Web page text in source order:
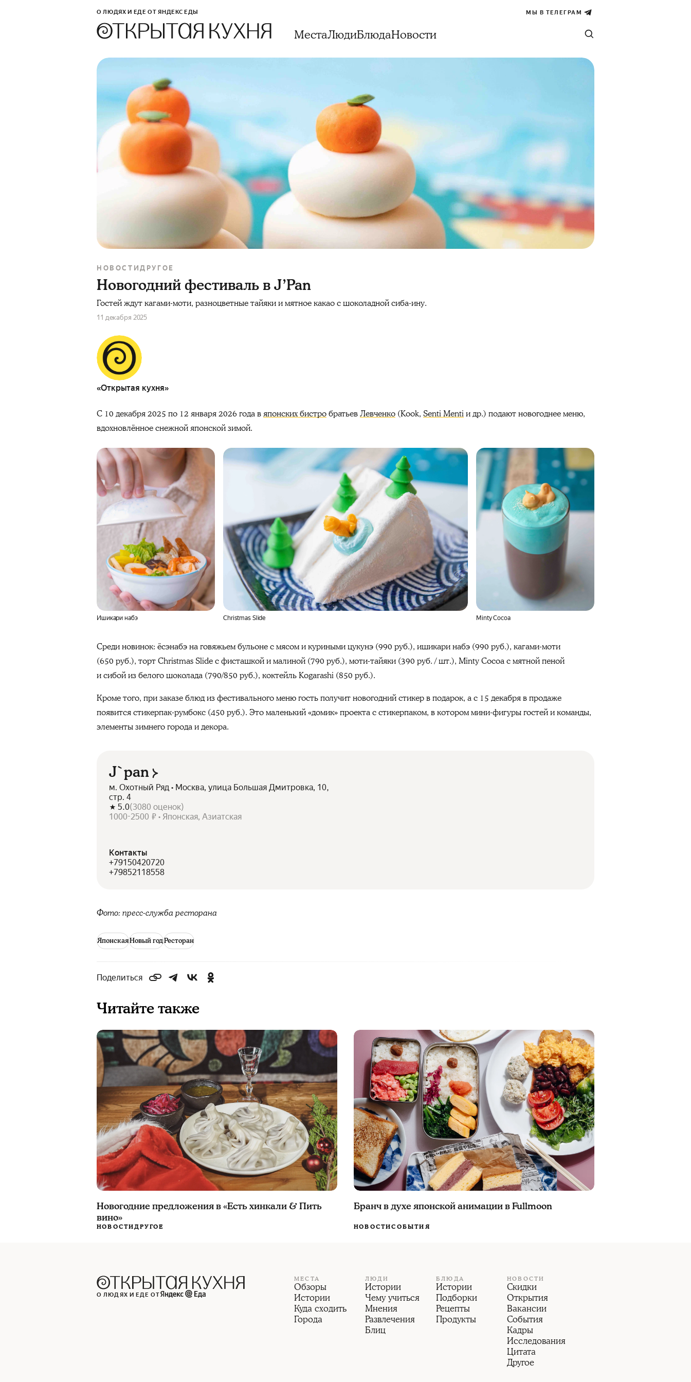
О ЛЮДЯХ И ЕДЕ ОТ ЯНДЕКС ЕДЫ МЫ В ТЕЛЕГРАМ
МестаЛюдиБлюдаНовости
НОВОСТИДРУГОЕ
Новогодний фестиваль в J’Pan
Гостей ждут кагами-моти, разноцветные тайяки и мятное какао с шоколадной сиба-ину.
11 декабря 2025
«Открытая кухня»
С 10 декабря 2025 по 12 января 2026 года вяпонских бистробратьевЛевченко (Kook, Senti Mentiи др.) подают новогоднее меню,
вдохновлённое снежной японской зимой.
Ишикари набэ Christmas Slide Minty Cocoa
Среди новинок: ёсэнабэна говяжьем бульоне с мясом и куринымицукунэ (990 руб.), ишикари набэ (990 руб.), кагами-моти
(650 руб.), торт Christmas Slide с фисташкой и малиной (790 руб.), моти-тайяки (390 руб. / шт.), Minty Cocoa с мятной пеной
и сибой из белого шоколада (790/850 руб.), коктейль Kogarashi (850 руб.).
Кроме того, при заказе блюд из фестивального меню гость получит новогодний стикер в подарок, а с 15 декабря в продаже
появится стикерпак-румбокс (450 руб.). Это маленький «домик» проекта с стикерпаком, в котором мини-фигуры гостей и команды,
элементы зимнего города и декора.
J`pan
м. Охотный Ряд • Москва, улица Большая Дмитровка, 10,
стр. 4
5.0(3080 оценок)
1000-2500 ₽ • Японская, Азиатская
Контакты
+79150420720
+79852118558
Фото: пресс-служба ресторана
ЯпонскаяНовый годРесторан
Поделиться
Читайте также
Новогодние предложения в «Есть хинкали & Пить
вино»
НОВОСТИДРУГОЕ
Бранч в духе японской анимации в Fullmoon
НОВОСТИСОБЫТИЯ
О ЛЮДЯХ И ЕДЕ ОТ
МЕСТА
Обзоры
Истории
Куда сходить
Города
ЛЮДИ
Истории
Чему учиться
Мнения
Развлечения
Блиц
БЛЮДА
Истории
Подборки
Рецепты
Продукты
НОВОСТИ
Скидки
Открытия
Вакансии
События
Кадры
Исследования
Цитата
Другое